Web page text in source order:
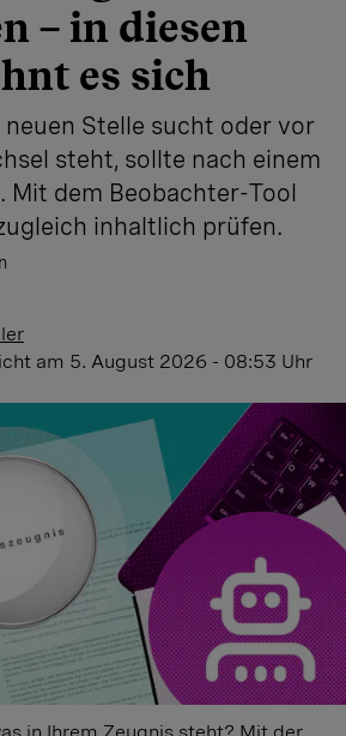
– in diesen
es sich
neuen Stelle sucht oder vor
steht, sollte nach einem
Mit dem Beobachter-Tool
inhaltlich prüfen.
am 5. August 2026 - 08:53 Uhr